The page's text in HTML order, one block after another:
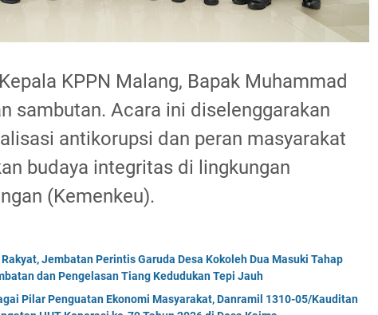
KPPN Malang, Bapak Muhammad
sambutan. Acara ini diselenggarakan
antikorupsi dan peran masyarakat
budaya integritas di lingkungan
(Kemenkeu).
Jembatan Perintis Garuda Desa Kokoleh Dua Masuki Tahap
dan Pengelasan Tiang Kedudukan Tepi Jauh
Pilar Penguatan Ekonomi Masyarakat, Danramil 1310-05/Kauditan